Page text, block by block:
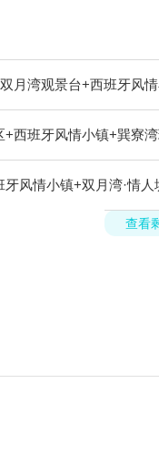
月湾观景台+西班牙风
西班牙风情小镇+巽寮
风情小镇+双月湾·情人
查看